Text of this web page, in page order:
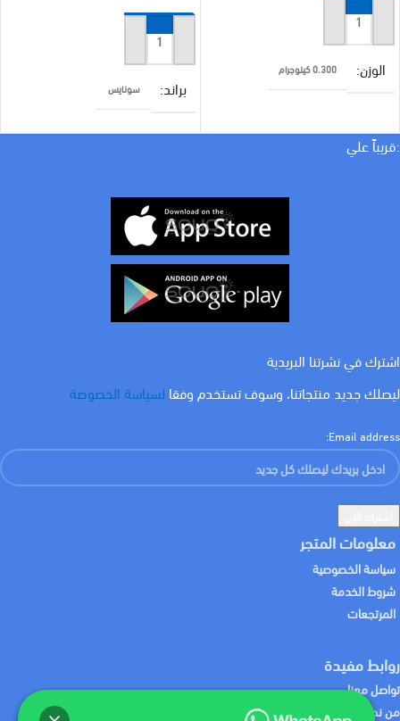
إضافة إلى السلة
الوزن 0.300 كيلوجرام
الومنيوم
إضافة إلى السلة
براند سونايس
:قريباً علي
اشترك في نشرتنا البريدية
ليصلك جديد منتجاتنا، وسوف تستخدم وفقا لسياسة الخصوصة
Email address:
معلومات المتجر
سياسة الخصوصية
شروط الخدمة
المرتجعات
روابط مفيدة
تواصل معنا
من نحن